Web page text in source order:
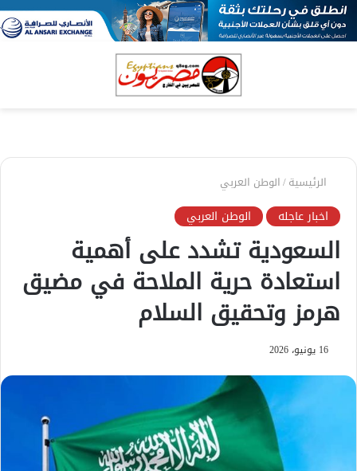
الرئيسية/الوطن العربي
اخبار عاجله الوطن العربي
السعودية تشدد على أهمية
استعادة حرية الملاحة في مضيق
هرمز وتحقيق السلام
16 يونيو، 2026